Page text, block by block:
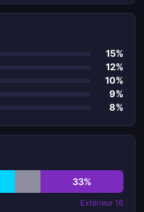
15%
12%
10%
9%
8%
33%
Extérieur 16